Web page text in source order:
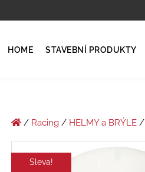
HOME STAVEBNÍ PRODUKTY
/ Racing/ HELMY a BRÝLE/
Sleva!